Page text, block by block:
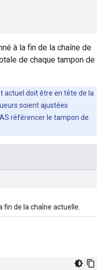
à la fin de la chaîne de
de chaque tampon de
actuel doit être en tête de la
soient ajustées
référencer le tampon de
de la chaîne actuelle.